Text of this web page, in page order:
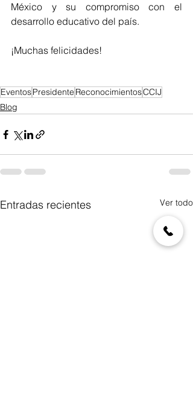
México y su compromiso con el
desarrollo educativo del país.
¡Muchas felicidades!
EventosPresidente ReconocimientosCCIJ
Blog
Entradas recientes Ver todo